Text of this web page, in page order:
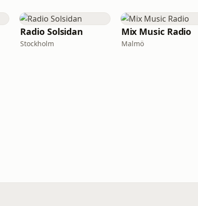
Radio Solsidan
Stockholm
Mix Music Radio
Malmö